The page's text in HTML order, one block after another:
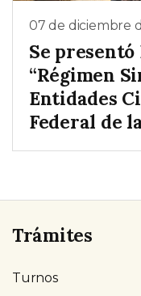
07 de diciembre
Se
“Régimen
Entidades
Federal de
Trámites
Turnos